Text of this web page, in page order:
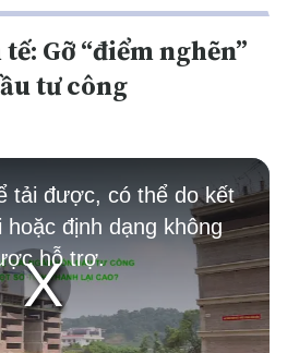
Gỡ “điểm nghẽn”
tư công
Play
tải được, có thể do kết
hoặc định dạng không
hỗ trợ.